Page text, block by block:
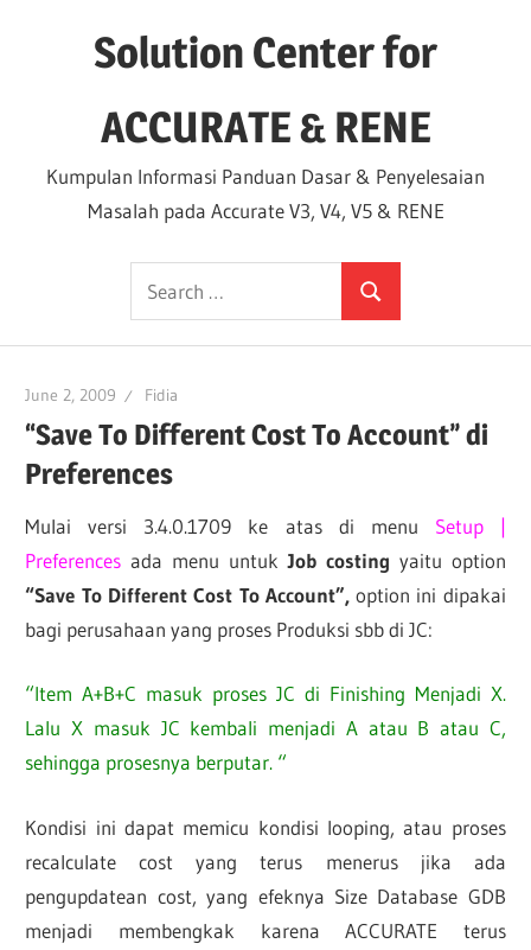
Solution Center for
ACCURATE & RENE
Kumpulan Informasi Panduan Dasar & Penyelesaian
Masalah pada Accurate V3, V4, V5 & RENE
Search
for:
Search
June 2, 2009 Fidia
“Save To Different Cost To Account” di
Preferences
Mulai versi 3.4.0.1709 ke atas di menu Setup |
Preferences ada menu untukJob costing yaitu option
“Save To Different Cost To Account”,option ini dipakai
bagi perusahaan yang proses Produksi sbb di JC:
“Item A+B+C masuk proses JC di Finishing Menjadi X.
Lalu X masuk JC kembali menjadi A atau B atau C,
sehingga prosesnya berputar. “
Kondisi ini dapat memicu kondisi looping, atau proses
recalculate cost yang terus menerus jika ada
pengupdatean cost, yang efeknya Size Database GDB
menjadi membengkak karena ACCURATE terus